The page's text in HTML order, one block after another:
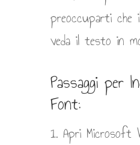
preoccuparti che
veda il testo in
Passaggi per
Font:
1. Apri Microsoft